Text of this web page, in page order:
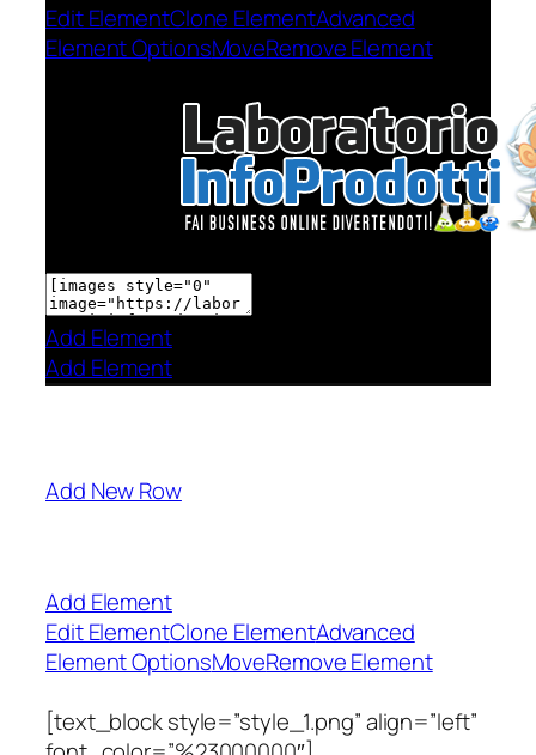
Edit ElementClone ElementAdvanced
Element OptionsMoveRemove Element
Add Element
Add Element
Add New Row
Add Element
Edit ElementClone ElementAdvanced
Element OptionsMoveRemove Element
[text_block style=”style_1.png” align=”left”